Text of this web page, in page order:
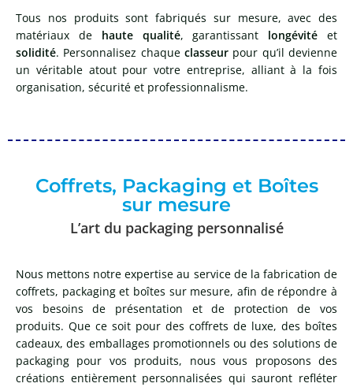
Tous nos produits sont fabriqués sur mesure, avec des
matériaux de haute qualité, garantissant longévité et
solidité. Personnalisez chaque classeur pour qu’il devienne
un véritable atout pour votre entreprise, alliant à la fois
organisation, sécurité et professionnalisme.
Coffrets, Packaging et Boîtes
sur mesure
L’art du packaging personnalisé
Nous mettons notre expertise au service de la fabrication de
coffrets, packaging et boîtes sur mesure, afin de répondre à
vos besoins de présentation et de protection de vos
produits. Que ce soit pour des coffrets de luxe, des boîtes
cadeaux, des emballages promotionnels ou des solutions de
packaging pour vos produits, nous vous proposons des
créations entièrement personnalisées qui sauront refléter